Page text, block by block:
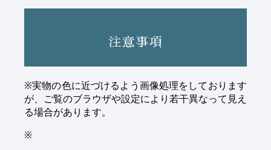
注意事項
※実物の色に近づけるよう画像処理をしております
が、ご覧のブラウザや設定により若干異なって見え
る場合があります。
※